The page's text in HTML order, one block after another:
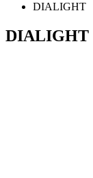
DIALIGHT
DIALIGHT